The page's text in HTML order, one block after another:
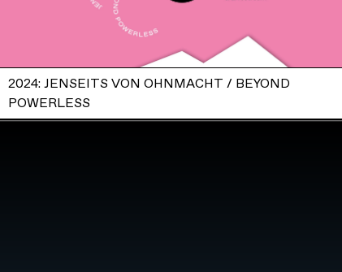
2024: JENSEITS VON OHNMACHT / BEYOND
POWERLESS